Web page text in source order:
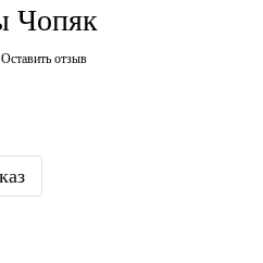
Чопяк
Оставить отзыв